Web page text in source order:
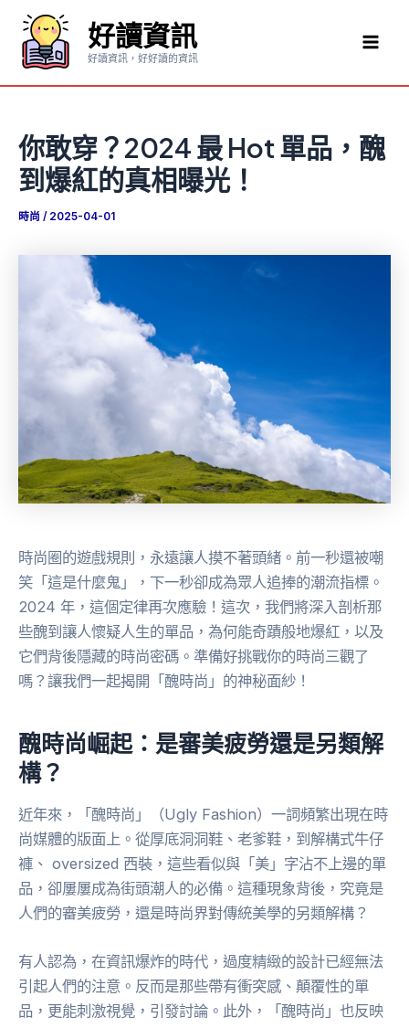
要
好讀資訊
好讀資訊，好好讀的資訊
你敢穿？2024 最 Hot 單品，醜
到爆紅的真相曝光！
時尚 / 2025-04-01
時尚圈的遊戲規則，永遠讓人摸不著頭緒。前一秒還被嘲
笑「這是什麼鬼」，下一秒卻成為眾人追捧的潮流指標。
2024 年，這個定律再次應驗！這次，我們將深入剖析那
些醜到讓人懷疑人生的單品，為何能奇蹟般地爆紅，以及
它們背後隱藏的時尚密碼。準備好挑戰你的時尚三觀了
嗎？讓我們一起揭開「醜時尚」的神秘面紗！
醜時尚崛起：是審美疲勞還是另類解
構？
近年來，「醜時尚」（Ugly Fashion）一詞頻繁出現在時
尚媒體的版面上。從厚底洞洞鞋、老爹鞋，到解構式牛仔
褲、 oversized 西裝，這些看似與「美」字沾不上邊的單
品，卻屢屢成為街頭潮人的必備。這種現象背後，究竟是
人們的審美疲勞，還是時尚界對傳統美學的另類解構？
有人認為，在資訊爆炸的時代，過度精緻的設計已經無法
引起人們的注意。反而是那些帶有衝突感、顛覆性的單
品，更能刺激視覺，引發討論。此外，「醜時尚」也反映